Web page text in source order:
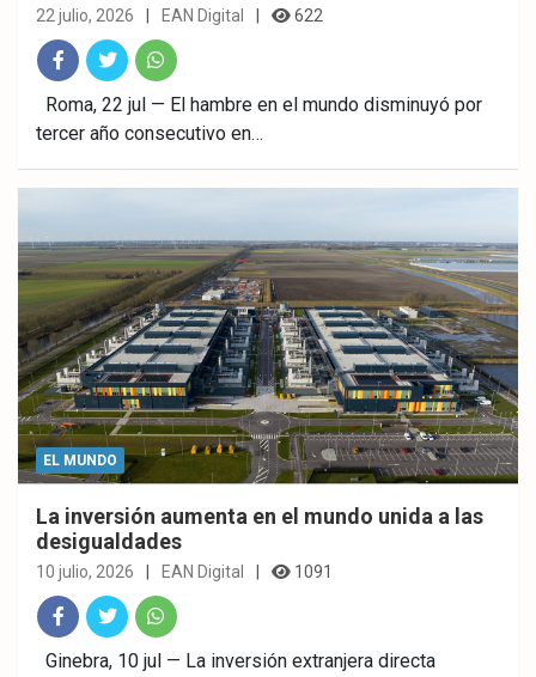
22 julio, 2026 EAN Digital 622
Fac
ebo
ok
Twitt
er
What
sAp
p
Roma, 22 jul — El hambre en el mundo disminuyó por
tercer año consecutivo en…
EL MUNDO
La inversión aumenta en el mundo unida a las
desigualdades
10 julio, 2026 EAN Digital 1091
Fac
Twitt What
Ginebra, 10 jul — La inversión extranjera directa